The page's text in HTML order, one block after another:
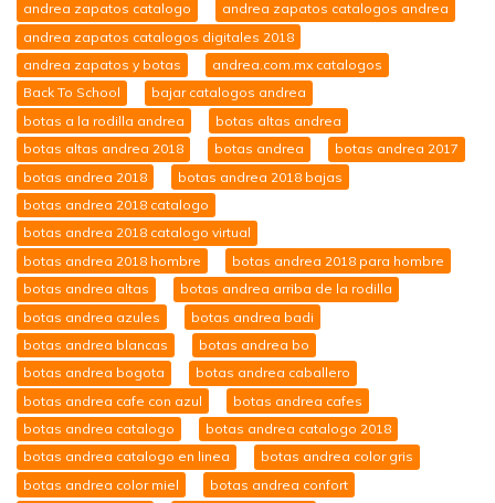
andrea zapatos catalogo
andrea zapatos catalogos andrea
andrea zapatos catalogos digitales 2018
andrea zapatos y botas
andrea.com.mx catalogos
Back To School
bajar catalogos andrea
botas a la rodilla andrea
botas altas andrea
botas altas andrea 2018
botas andrea
botas andrea 2017
botas andrea 2018
botas andrea 2018 bajas
botas andrea 2018 catalogo
botas andrea 2018 catalogo virtual
botas andrea 2018 hombre
botas andrea 2018 para hombre
botas andrea altas
botas andrea arriba de la rodilla
botas andrea azules
botas andrea badi
botas andrea blancas
botas andrea bo
botas andrea bogota
botas andrea caballero
botas andrea cafe con azul
botas andrea cafes
botas andrea catalogo
botas andrea catalogo 2018
botas andrea catalogo en linea
botas andrea color gris
botas andrea color miel
botas andrea confort